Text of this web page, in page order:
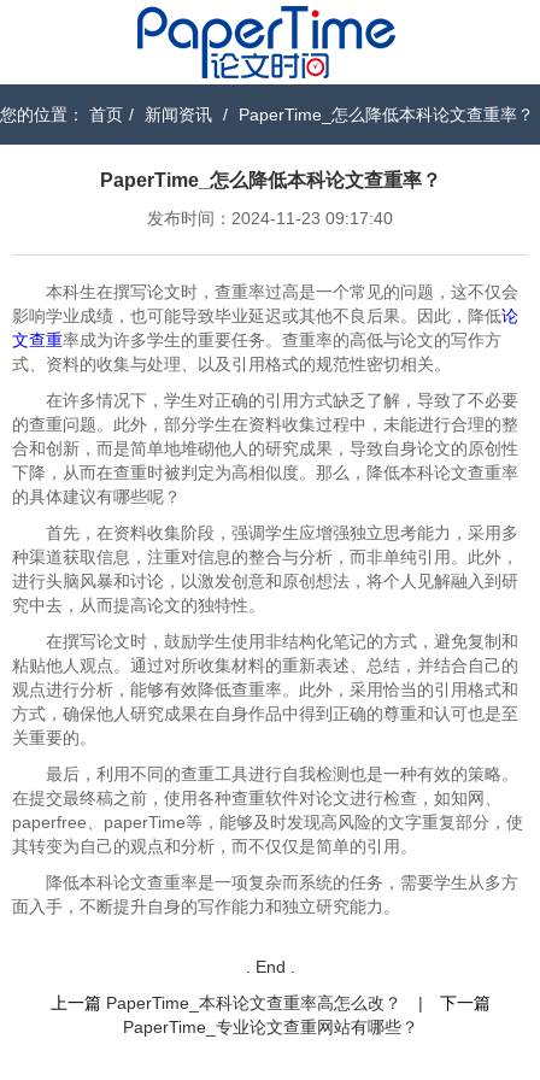
您的位置： 首页 / 新闻资讯 / PaperTime_怎么降低本科论文查重率？
PaperTime_怎么降低本科论文查重率？
发布时间：2024-11-23 09:17:40
本科生在撰写论文时，查重率过高是一个常见的问题，这不仅会
影响学业成绩，也可能导致毕业延迟或其他不良后果。因此，降低论
文查重率成为许多学生的重要任务。查重率的高低与论文的写作方
式、资料的收集与处理、以及引用格式的规范性密切相关。
在许多情况下，学生对正确的引用方式缺乏了解，导致了不必要
的查重问题。此外，部分学生在资料收集过程中，未能进行合理的整
合和创新，而是简单地堆砌他人的研究成果，导致自身论文的原创性
下降，从而在查重时被判定为高相似度。那么，降低本科论文查重率
的具体建议有哪些呢？
首先，在资料收集阶段，强调学生应增强独立思考能力，采用多
种渠道获取信息，注重对信息的整合与分析，而非单纯引用。此外，
进行头脑风暴和讨论，以激发创意和原创想法，将个人见解融入到研
究中去，从而提高论文的独特性。
在撰写论文时，鼓励学生使用非结构化笔记的方式，避免复制和
粘贴他人观点。通过对所收集材料的重新表述、总结，并结合自己的
观点进行分析，能够有效降低查重率。此外，采用恰当的引用格式和
方式，确保他人研究成果在自身作品中得到正确的尊重和认可也是至
关重要的。
最后，利用不同的查重工具进行自我检测也是一种有效的策略。
在提交最终稿之前，使用各种查重软件对论文进行检查，如知网、
paperfree、paperTime等，能够及时发现高风险的文字重复部分，使
其转变为自己的观点和分析，而不仅仅是简单的引用。
降低本科论文查重率是一项复杂而系统的任务，需要学生从多方
面入手，不断提升自身的写作能力和独立研究能力。
. End .
上一篇 PaperTime_本科论文查重率高怎么改？ |
下一篇
PaperTime_专业论文查重网站有哪些？